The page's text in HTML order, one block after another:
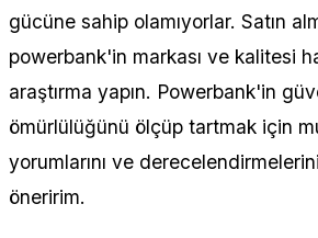
gücüne sahip olamıyorlar. Satın
powerbank'in markası ve kalitesi
araştırma yapın. Powerbank'in
ömürlülüğünü ölçüp tartmak için
yorumlarını ve
öneririm.